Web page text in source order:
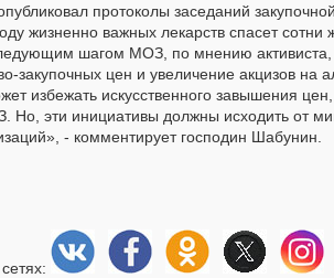
протоколы заседаний
жизненно важных лекарств спасет сотни
шагом МОЗ, по мнению активиста,
закупочных цен и увеличение акцизов на
избежать искусственного завышения
Но, эти инициативы должны исходить от
- комментирует господин Шабунин.